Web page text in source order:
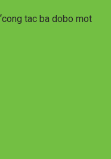
tac ba dobo mot